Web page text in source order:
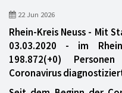
22 Jun 2026
Rhein-Kreis Neuss - Mit
03.03.2020 - im
198.872(+0)
Coronavirus